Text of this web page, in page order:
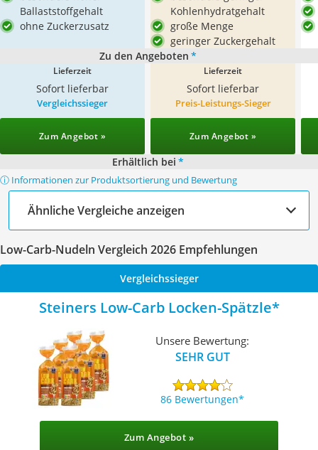
Ballaststoffgehalt
ohne Zuckerzusatz
Kohlenhydratgehalt
große Menge
geringer Zuckergehalt
Zu den Angeboten *
Lieferzeit
Sofort lieferbar
Lieferzeit
Sofort lieferbar
Vergleichssieger
Zum Angebot »
Preis-Leistungs-Sieger
Zum Angebot »
Erhältlich bei *
ⓘ Informationen zur Produktsortierung und Bewertung
Ähnliche Vergleiche anzeigen
Low-Carb-Nudeln Vergleich 2026 Empfehlungen
Vergleichssieger
Steiners Low-Carb Locken-Spätzle
Unsere Bewertung:
SEHR GUT
86 Bewertungen
Zum Angebot »